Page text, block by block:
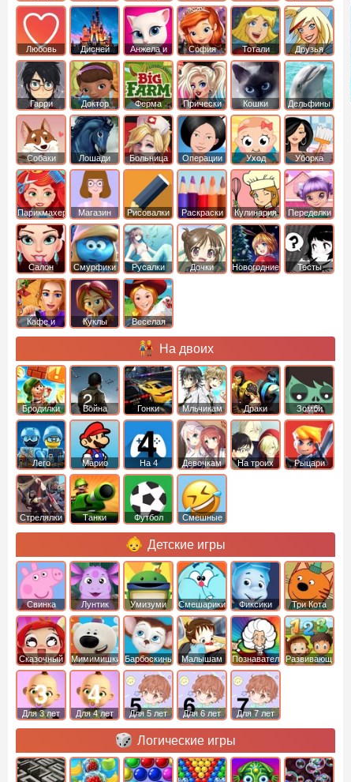
Любовь Дисней
Анжела и
том
София
Прекрасная
Тотали
Спайс
Друзья
ангелов
Гарри
Поттер
Доктор
Плюшева
Ферма Прически Кошки Дельфины
Собаки Лошади Больница Операции Уход Уборка
Парикмахер Магазин Рисовалки Раскраски Кулинария Переделки
Салон Смурфики Русалки Дочки Новогодние Тесты
Кафе и
Куклы
Веселая
На двоих
Бродилки Война Гонки Мльчикам Драки Зомби
Лего Марио На 4 Девочкам На троих Рыцари
Стрелялки Танки Футбол Смешные
Детские игры
Свинка
Пеппа
Лунтик Умизуми Смешарики Фиксики Три Кота
Сказочный
патруль
Мимимишки Барбоскины Малышам ПознавательныеРазвивающие
Для 3 лет Для 4 лет Для 5 лет Для 6 лет Для 7 лет
Логические игры